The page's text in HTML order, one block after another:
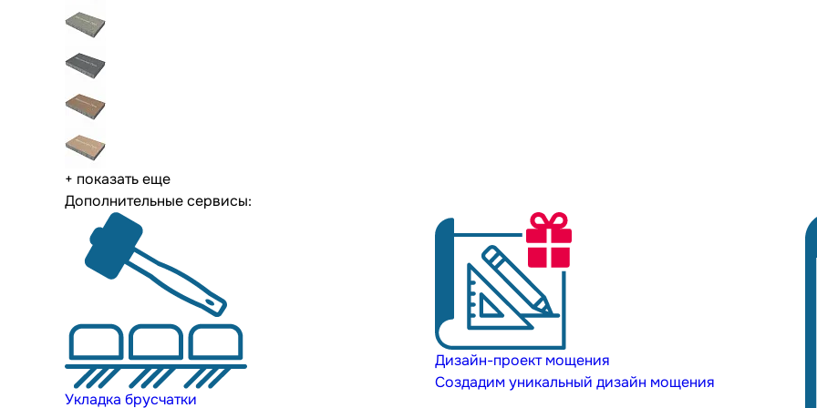
+ показать еще
Дополнительные сервисы:
Укладка брусчатки
Дизайн-проект мощения
Создадим уникальный дизайн мощения